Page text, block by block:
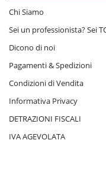
Chi Siamo
Sei un professionista? Sei
Dicono di noi
Pagamenti & Spedizioni
Condizioni di Vendita
Informativa Privacy
DETRAZIONI FISCALI
IVA AGEVOLATA